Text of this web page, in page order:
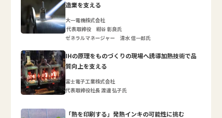
造業を支える
大一電機株式会社
代表取締役 紺谷 彰良氏
ゼネラルマネージャー 清水 信一郎氏
IHの原理をものづくりの現場へ誘導加熱技術で品
質向上を支える
富士電子工業株式会社
代表取締役社長 渡邊 弘子氏
「熱を印刷する」発熱インキの可能性に挑む